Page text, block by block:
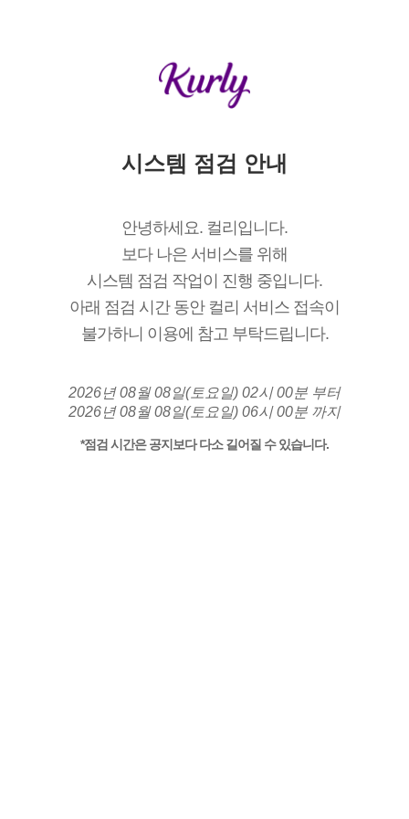
시스템 점검 안내
안녕하세요. 컬리입니다.
보다 나은 서비스를 위해
시스템 점검 작업이 진행 중입니다.
아래 점검 시간 동안 컬리 서비스 접속이
불가하니 이용에 참고 부탁드립니다.
2026년 08월 08일(토요일) 02시 00분 부터
2026년 08월 08일(토요일) 06시 00분 까지
*점검 시간은 공지보다 다소 길어질 수 있습니다.